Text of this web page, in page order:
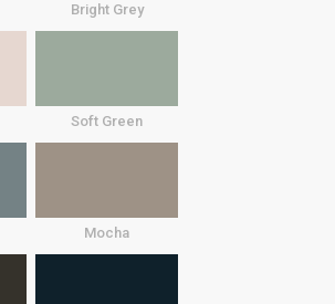
Bright Grey
Soft Green
Mocha